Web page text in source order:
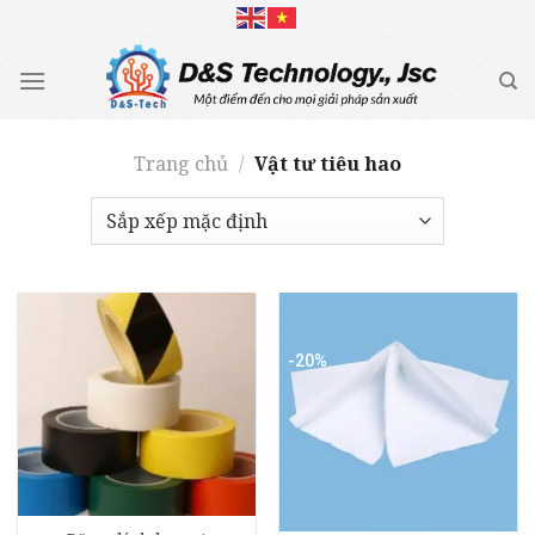
content
Trang chủ / Vật tư tiêu hao
-20%